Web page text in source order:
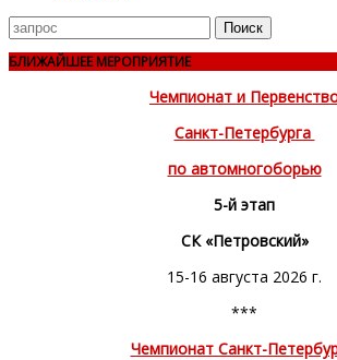
Поиск
для
БЛИЖАЙШЕЕ МЕРОПРИЯТИЕ
Чемпионат и
Санкт-Петербурга
по автомногоборью
5-й этап
СК «Петровский»
15-16 августа 2026 г.
***
Чемпионат Санкт-